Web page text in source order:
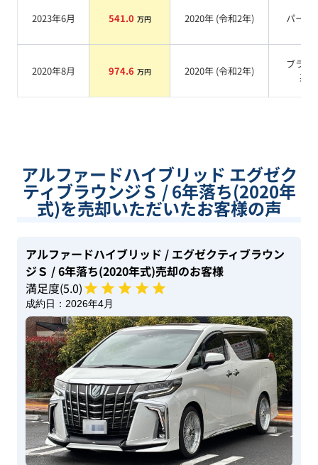
2023年6月 541.0 万円 2020年 (令和2年) パール
2020年8月 974.6 万円 2020年 (令和2年)
ブラッ
系
アルファードハイブリッド エグゼク
ティブラウンジＳ / 6年落ち(2020年
式)を売却いただいたお客様の声
アルファードハイブリッド / エグゼクティブラウン
ジＳ / 6年落ち(2020年式)売却のお客様
満足度(5.0)
成約日： 2026年4月